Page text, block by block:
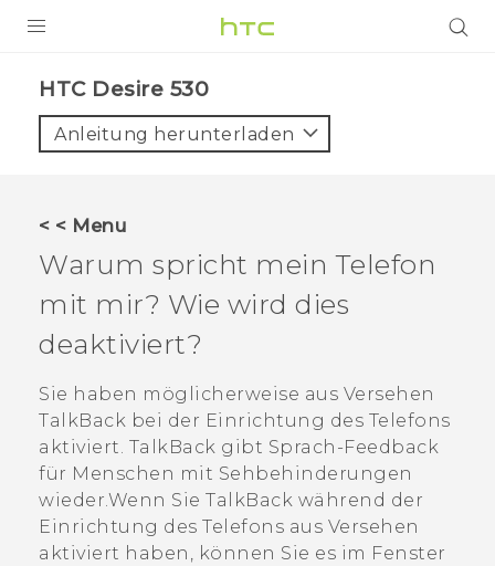
VIVE
VIVERSE
UNTERSTÜTZUNG
HTC-Geräte und Zubehör
Anmelden
HTC Desire 530‎
Anleitung herunterladen
< < Menu
Warum spricht mein Telefon
mit mir? Wie wird dies
deaktiviert?
Sie haben möglicherweise aus Versehen
TalkBack bei der Einrichtung des Telefons
aktiviert. TalkBack gibt Sprach-Feedback
für Menschen mit Sehbehinderungen
wieder.Wenn Sie TalkBack während der
Einrichtung des Telefons aus Versehen
aktiviert haben, können Sie es im Fenster